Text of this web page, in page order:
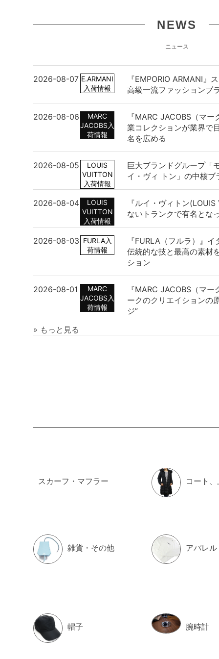
NEWS
ニュース
2026-08-07 E.ARMANI
入荷情報
『EMPORIO ARMANI』
高級一流ファッションブ
2026-08-06
MARC
JACOBS入
荷情報
『MARC JACOBS（マ
業コレクションが業界で
名を広める
2026-08-05
LOUIS
VUITTON
入荷情報
巨大ブランドグループ「
イ・ヴィ トン」の中核ブ
2026-08-04
LOUIS
VUITTON
入荷情報
『ルイ・ヴィトン
ないトランクで有名とな
2026-08-03 FURLA入
荷情報
『FURLA（フルラ）』
伝統的な技と最高の素材
ション
2026-08-01
MARC
JACOBS入
荷情報
『MARC JACOBS（マ
ークのクリエイションの
ジ”
» もっと見る
スカーフ・マフラー コート
雑貨・その他 アパレル
帽子 腕時計